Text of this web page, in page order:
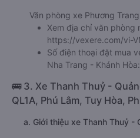
Văn phòng xe Phương
Xem địa chỉ văn phòng
https://vexere.com/vi-
Số điện thoại đặt mua
Nha Trang - Khánh Hòa:
🚌 3. Xe Thanh Thuỷ -
QL1A, Phú Lâm, Tuy Hòa,
a. Giới thiệu xe Thanh Thuỷ -